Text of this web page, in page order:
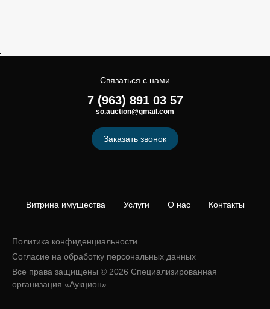
Витрина имущества Услуги О нас Контакты
Политика конфиденциальности
Согласие на обработку персональных данных
Все права защищены © 2026 Специализированная
организация «Аукцион»
Связаться с нами
7 (963) 891 03 57
so.auction@gmail.com
Заказать звонок